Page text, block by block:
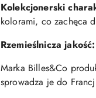
Kolekcjonerski
kolorami, co zachęca
Rzemieślnicza jakość:
Marka Billes&Co
sprowadza je do